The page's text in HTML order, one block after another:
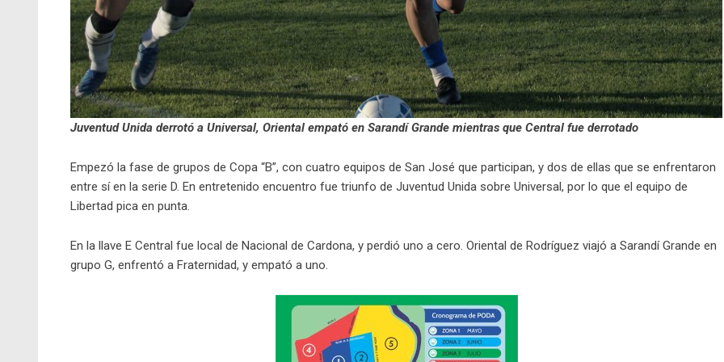
Juventud Unida derrotó a Universal, Oriental empató en Sarandí Grande mientras que Central fue derrotado
Empezó la fase de grupos de Copa “B”, con cuatro equipos de San José que participan, y dos de ellas que se enfrentaron
entre sí en la serie D. En entretenido encuentro fue triunfo de Juventud Unida sobre Universal, por lo que el equipo de
Libertad pica en punta.
En la llave E Central fue local de Nacional de Cardona, y perdió uno a cero. Oriental de Rodríguez viajó a Sarandí Grande en
grupo G, enfrentó a Fraternidad, y empató a uno.